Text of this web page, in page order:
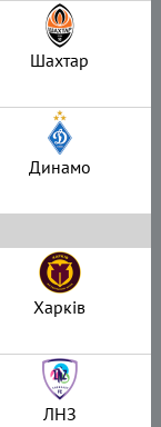
Шахтар
Динамо
Харків
ЛНЗ